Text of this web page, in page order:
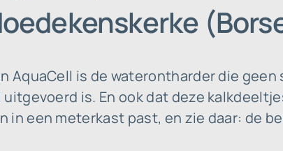
AquaCell is de waterontharder die
is. En ook dat deze
in een meterkast past, en zie daar: de